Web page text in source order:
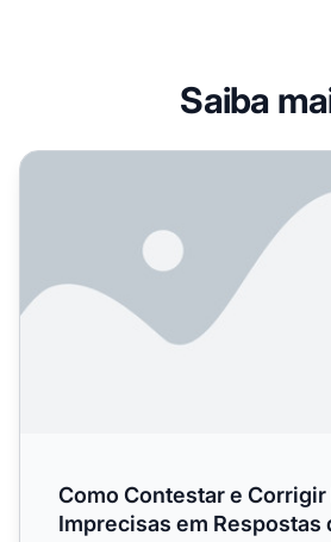
Saiba
Como Contestar e Corrigir
Como Contestar e
Imprecisas em Respostas